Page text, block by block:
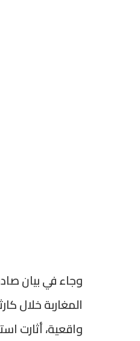
وجاء في بيان
المغاربة خلال
واقعية، أثارت